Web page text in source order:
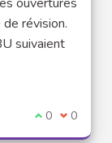
révision.
suivaient
Je suis
0 Je ne
0